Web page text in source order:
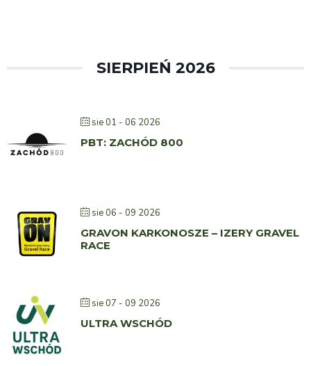
SIERPIEŃ 2026
sie 01 - 06 2026
PBT: ZACHÓD 800
sie 06 - 09 2026
GRAVON KARKONOSZE – IZERY GRAVEL
RACE
sie 07 - 09 2026
ULTRA WSCHÓD